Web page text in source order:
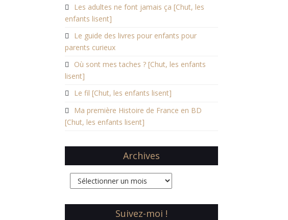
Les adultes ne font jamais ça [Chut, les
enfants lisent]
Le guide des livres pour enfants pour
parents curieux
Où sont mes taches ? [Chut, les enfants
lisent]
Le fil [Chut, les enfants lisent]
Ma première Histoire de France en BD
[Chut, les enfants lisent]
Archives
Archives
Suivez-moi !